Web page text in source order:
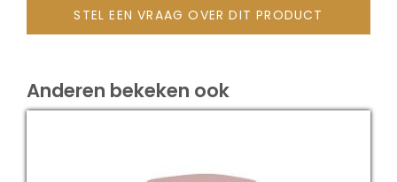
STEL EEN VRAAG OVER DIT PRODUCT
Anderen bekeken ook